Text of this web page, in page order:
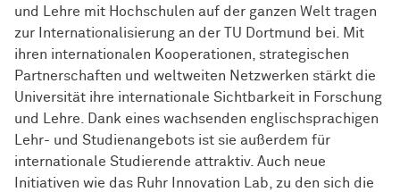
und Lehre mit Hochschulen auf der ganzen Welt tragen
zur Internationalisierung an der TU Dortmund bei. Mit
ihren internationalen Kooperationen, strategischen
Partnerschaften und weltweiten Netzwerken stärkt die
Universität ihre internationale Sichtbarkeit in Forschung
und Lehre. Dank eines wachsenden englischsprachigen
Lehr- und Studienangebots ist sie außerdem für
internationale Studierende attraktiv. Auch neue
Initiativen wie das Ruhr Innovation Lab, zu den sich die